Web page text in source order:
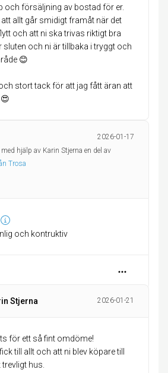
och försäljning av bostad för er.
allt går smidigt framåt när det
och att ni ska trivas riktigt bra
sluten och ni är tillbaka i tryggt och
😊
stort tack för att jag fått äran att
2026-01-17
hjälp av Karin Stjerna en del av
Trosa
och kontruktiv
Stjerna 2026-01-21
för ett så fint omdöme!
till allt och att ni blev köpare till
hus.